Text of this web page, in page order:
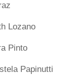
Lozano
Pinto
Papinutti